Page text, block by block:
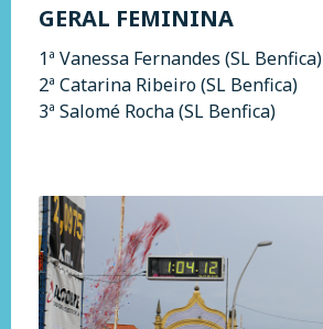
GERAL FEMININA
1ª Vanessa Fernandes (SL Benfica)
2ª Catarina Ribeiro (SL Benfica)
3ª Salomé Rocha (SL Benfica)